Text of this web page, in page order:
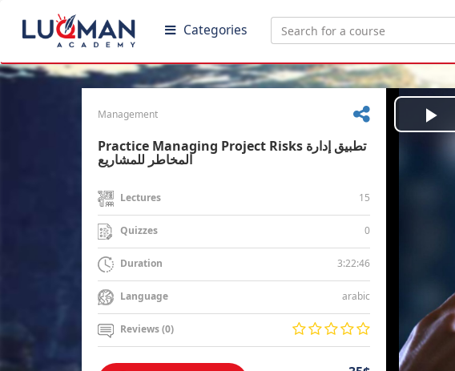
Categories
Management
Practice Managing Project Risks تطبيق إدارة
المخاطر للمشاريع
Lectures 15
Quizzes 0
Duration 3:22:46
Language arabic
Reviews (0)